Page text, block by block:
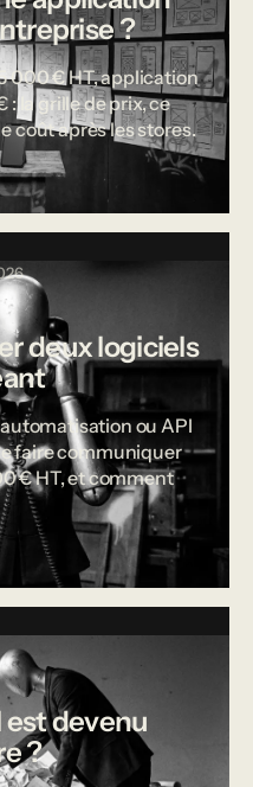
?
000 € HT, application
la grille de prix, ce
coût après les stores.
deux logiciels
ou API
faire communiquer
€ HT, et comment
est devenu
?